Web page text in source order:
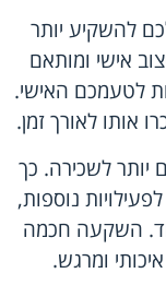
להשקיע יותר
אישי ומותאם
לטעמכם האישי.
אותו לאורך זמן.
יותר לשכירה. כך
נוספות,
השקעה חכמה
ומרגש.